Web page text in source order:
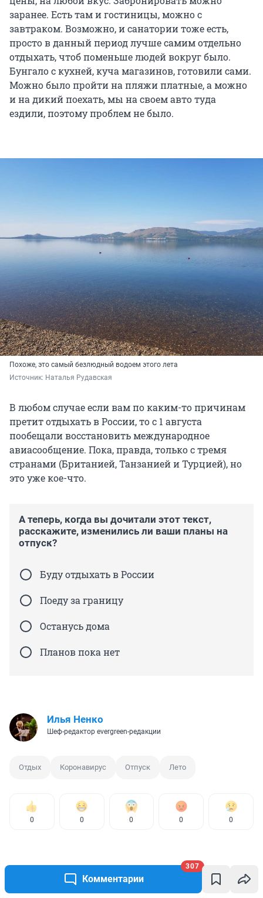
Комментарии
307
заранее. Есть там и гостиницы, можно с
завтраком. Возможно, и санатории тоже есть,
просто в данный период лучше самим отдельно
отдыхать, чтоб поменьше людей вокруг было.
Бунгало с кухней, куча магазинов, готовили сами.
Можно было пройти на пляжи платные, а можно
и на дикий поехать, мы на своем авто туда
ездили, поэтому проблем не было.
Похоже, это самый безлюдный водоем этого лета
Источник: Наталья Рудавская
В любом случае если вам по каким-то причинам
претит отдыхать в России, то с 1 августа
пообещали восстановить международное
авиасообщение. Пока, правда, только с тремя
странами (Британией, Танзанией и Турцией), но
это уже кое-что.
А теперь, когда вы дочитали этот текст,
расскажите, изменились ли ваши планы на
отпуск?
Буду отдыхать в России
Поеду за границу
Останусь дома
Планов пока нет
Илья Ненко
Шеф-редактор evergreen-редакции
Отдых Коронавирус Отпуск Лето
0 0 0 0 0